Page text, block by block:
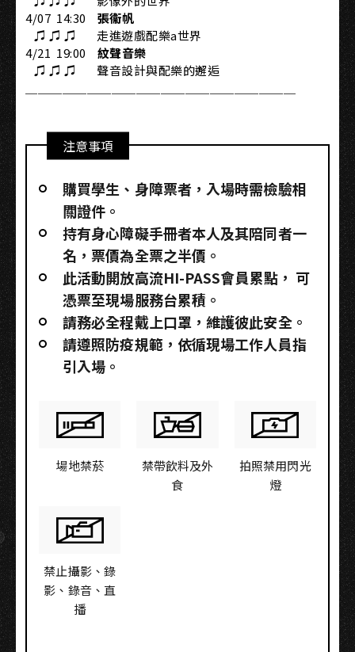
4/07 ​ 14:30 ​ ​ ​ 張衞帆
​ ​ ​ ♫ ♫ ♫ ​ ​ 走進遊戲配樂a世界​
4/21 ​ 19:00 ​ ​ ​
紋聲音樂
​ ​ ​ ♫ ♫ ♫ ​ ​ 聲音設計與配樂的邂逅​
注意事項
購買學生、身障票者，入場時需檢驗相
關證件。
持有身心障礙手冊者本人及其陪同者一
名，票價為全票之半價。
此活動開放高流HI-PASS會員累點，​ 可
憑票至現場服務台累積。
請務必全程戴上口罩，維護彼此安全。
請遵照防疫規範，依循現場工作人員指
引入場。
場地禁菸
禁帶飲料及外
食
拍照禁用閃光
燈
禁止攝影、錄
影、錄音、直
播